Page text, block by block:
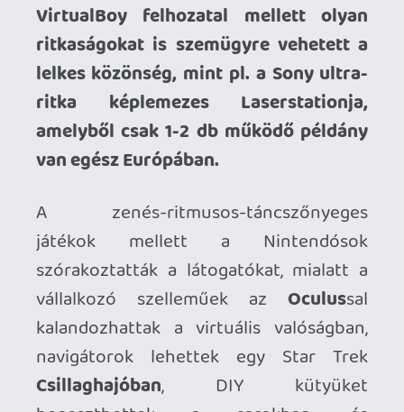
kipróbálhatták az első alkalommal
megrendezettGrand Pix verseny hazai
indie fejlesztőinek szuper játékait is,
amelyből aközönségszavazat alapján a
PenGame csapata vitte el a trófeát.
Az olyan "hagyományosnak" mondható
bajnokságok, mint pl. a Wizard of Wor
IDDQD Retro Mindent vagy semmit
lehetőség, amellyel igyekeztünk feldobni
a hétvégét: aCoin Rush alatt begyűjtött
érméket ráadásul remek retro
aki csak nézelődni, beszélgetni, vagy
vásárolni szeretett volna, az is jól járt.
A lendületes és izgalmas napot este 21:00